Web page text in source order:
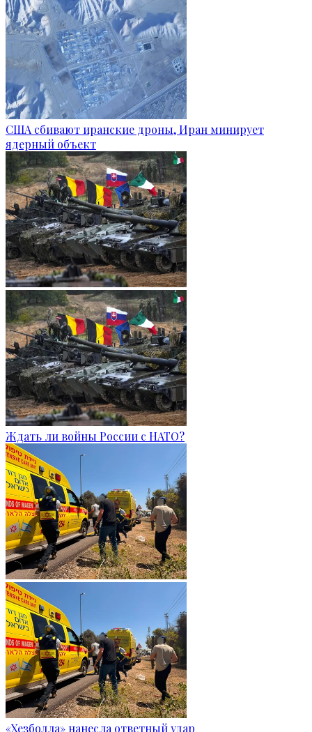
США сбивают иранские дроны, Иран минирует
ядерный объект
Ждать ли войны России с НАТО?
«Хезболла» нанесла ответный удар